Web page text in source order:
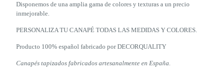
Disponemos de una amplia gama de colores y texturas a un precio
inmejorable.
PERSONALIZA TU CANAPÉ TODAS LAS MEDIDAS Y COLORES.
Producto 100% español fabricado por DECORQUALITY
Canapés tapizados fabricados artesanalmente en España.